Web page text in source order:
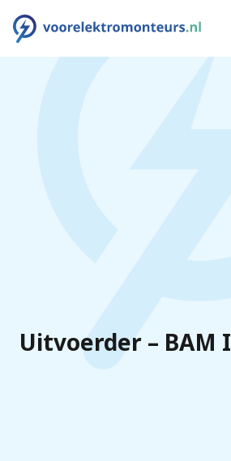
Uitvoerder – BAM